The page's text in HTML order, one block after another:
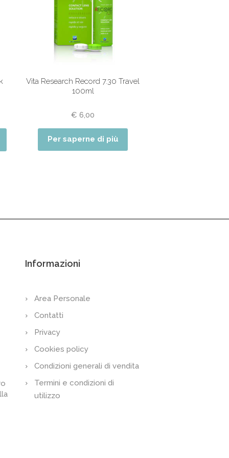
Vita Research Record 7.30 Travel
100ml
€ 6,00
Per saperne di più
Informazioni
Area Personale
Contatti
Privacy
Cookies policy
Condizioni generali di vendita
Termini e condizioni di
utilizzo